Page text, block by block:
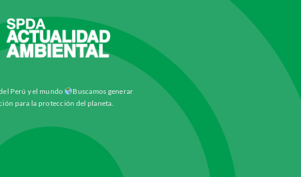
Perú y el mundo
Buscamos generar
para la protección del planeta.